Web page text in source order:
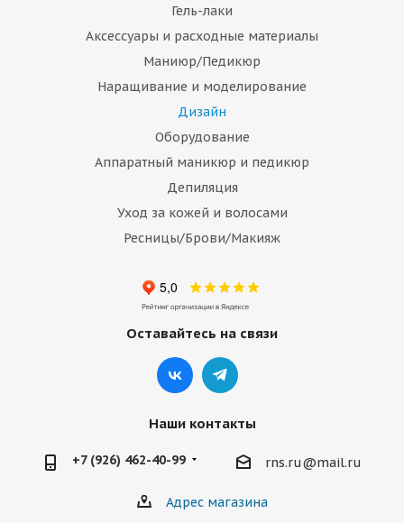
Гель-лаки
Аксессуары и расходные материалы
Маниюр/Педикюр
Наращивание и моделирование
Дизайн
Оборудование
Аппаратный маникюр и педикюр
Депиляция
Уход за кожей и волосами
Ресницы/Брови/Макияж
Оставайтесь на связи
Наши контакты
+7 (926) 462-40-99 rns.ru@mail.ru
Адрес магазина